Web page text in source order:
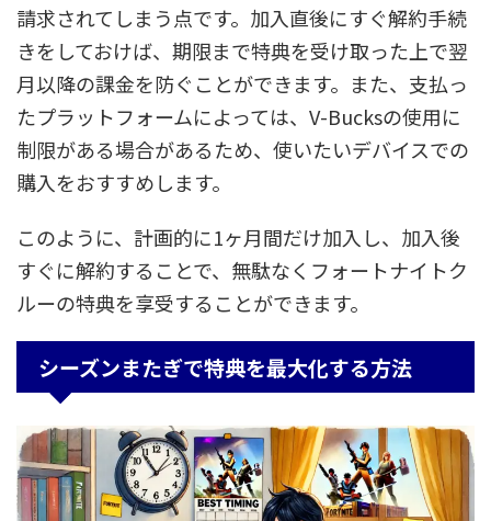
請求されてしまう点です。加入直後にすぐ解約手続
きをしておけば、期限まで特典を受け取った上で翌
月以降の課金を防ぐことができます。また、支払っ
たプラットフォームによっては、V-Bucksの使用に
制限がある場合があるため、使いたいデバイスでの
購入をおすすめします。
このように、計画的に1ヶ月間だけ加入し、加入後
すぐに解約することで、無駄なくフォートナイトク
ルーの特典を享受することができます。
シーズンまたぎで特典を最大化する方法